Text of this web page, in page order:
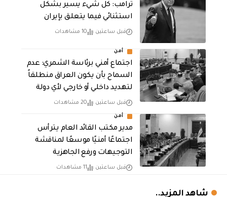
ترامب: كل شيء يسير بشكل
استثنائي فيما يتعلق بإيران
قبل ساعتين 10 مشاهدات
أمن
اجتماع أمني برئاسة الشمري: عدم
السماح بأن يكون العراق منطلقاً
لتهديد داخلي أو خارجي لأي دولة
قبل ساعتين 20 مشاهدات
أمن
مدير مكتب القائد العام يترأس
اجتماعًا أمنيًا موسعًا لمناقشة
التوجيهات ورفع الجاهزية
قبل ساعتين 11 مشاهدات
شاهد المزيد..